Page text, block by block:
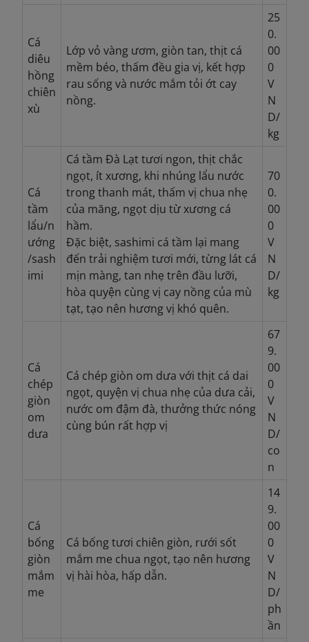
Cá
diêu
hồng
chiên
xù
Lớp vỏ vàng ươm, giòn tan, thịt cá
mềm béo, thấm đều gia vị, kết hợp
rau sống và nước mắm tỏi ớt cay
nồng.
25
0.
00
0
V
N
D/
kg
Cá
tầm
lẩu/n
ướng
/sash
imi
Cá tầm Đà Lạt tươi ngon, thịt chắc
ngọt, ít xương, khi nhúng lẩu nước
trong thanh mát, thấm vị chua nhẹ
của măng, ngọt dịu từ xương cá
hầm.
Đặc biệt, sashimi cá tầm lại mang
đến trải nghiệm tươi mới, từng lát cá
mịn màng, tan nhẹ trên đầu lưỡi,
hòa quyện cùng vị cay nồng của mù
tạt, tạo nên hương vị khó quên.
70
0.
00
0
V
N
D/
kg
Cá
chép
giòn
om
dưa
Cá chép giòn om dưa với thịt cá dai
ngọt, quyện vị chua nhẹ của dưa cải,
nước om đậm đà, thưởng thức nóng
cùng bún rất hợp vị
67
9.
00
0
V
N
D/
co
n
Cá
bống
giòn
mắm
me
Cá bống tươi chiên giòn, rưới sốt
mắm me chua ngọt, tạo nên hương
vị hài hòa, hấp dẫn.
14
9.
00
0
V
N
D/
ph
ần